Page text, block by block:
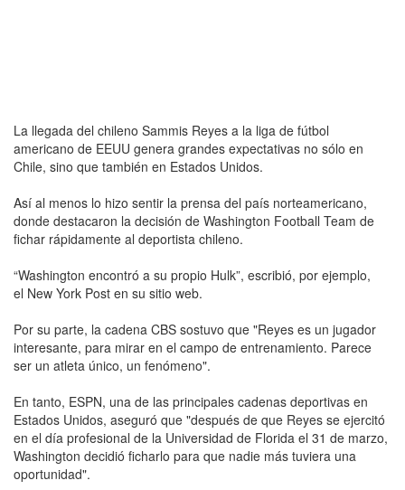
La llegada del chileno Sammis Reyes a la liga de fútbol
americano de EEUU genera grandes expectativas no sólo en
Chile, sino que también en Estados Unidos.
Así al menos lo hizo sentir la prensa del país norteamericano,
donde destacaron la decisión de Washington Football Team de
fichar rápidamente al deportista chileno.
“Washington encontró a su propio Hulk”, escribió, por ejemplo,
el New York Post en su sitio web.
Por su parte, la cadena CBS sostuvo que "Reyes es un jugador
interesante, para mirar en el campo de entrenamiento. Parece
ser un atleta único, un fenómeno".
En tanto, ESPN, una de las principales cadenas deportivas en
Estados Unidos, aseguró que "después de que Reyes se ejercitó
en el día profesional de la Universidad de Florida el 31 de marzo,
Washington decidió ficharlo para que nadie más tuviera una
oportunidad".